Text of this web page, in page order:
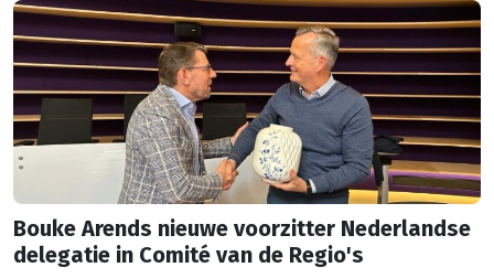
Bouke Arends nieuwe voorzitter Nederlandse
delegatie in Comité van de Regio's